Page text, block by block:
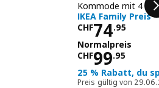
4.7 von 5 Sternen. Bewertungen
Kommode mit 4
IKEA Family Preis
CHF74.95
Preis
Normalpreis
CHF99.95
25 % Rabatt, du
Preis gültig von